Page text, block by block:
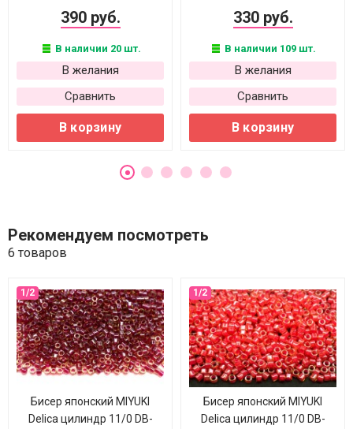
390 руб.
В наличии 20 шт.
В желания
Сравнить
В корзину
330 руб.
В наличии 109 шт.
В желания
Сравнить
В корзину
Рекомендуем посмотреть
6 товаров
Бисер японский MIYUKI
Delica цилиндр 11/0 DB-
Бисер японский MIYUKI
Delica цилиндр 11/0 DB-